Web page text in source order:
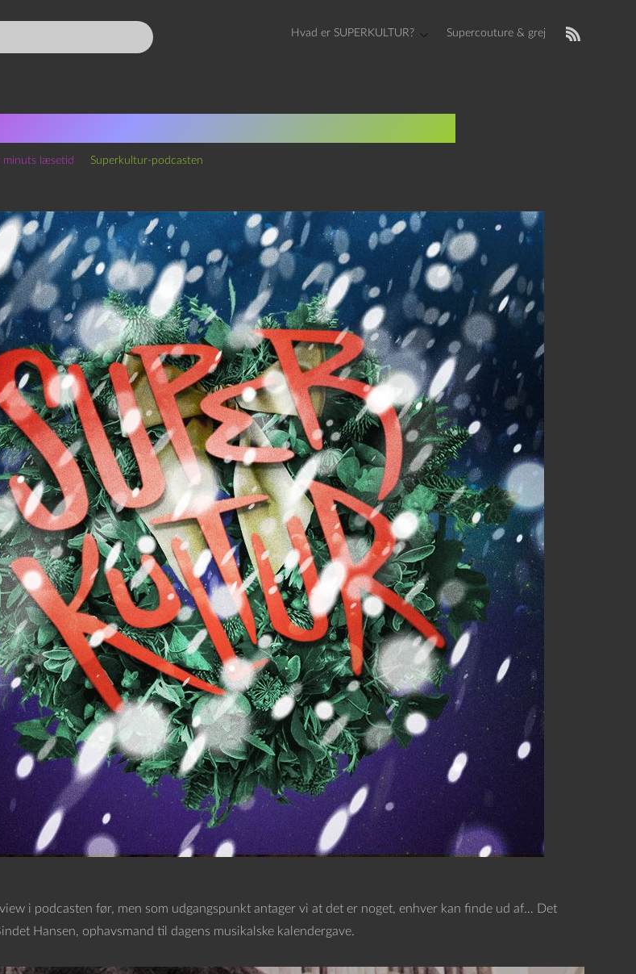
Hvad er SUPERKULTUR? Supercouture & grej
minuts læsetid Superkultur-podcasten
i podcasten før, men som udgangspunkt antager vi at det er noget, enhver kan finde ud af… Det
Hansen, ophavsmand til dagens musikalske kalendergave.